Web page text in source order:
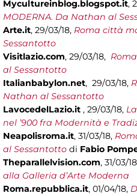
Mycultureinblog.blogspot.it,
MODERNA. Da Nathan al
Arte.it, 29/03/18, Roma città
Sessantotto
Visitlazio.com, 29/03/18,
al Sessantotto
Italianbabylon.net, 29/03/18,
Nathan al Sessantotto
LavocedelLazio.it , 29/03/18,
nel ’900 fra Modernità e
Neapolisroma.it, 31/03/18,
al Sessantotto di Fabio
Theparallelvision.com, 31/03/
alla Galleria d’Arte Moderna
Roma.repubblica.it, 01/04/18,